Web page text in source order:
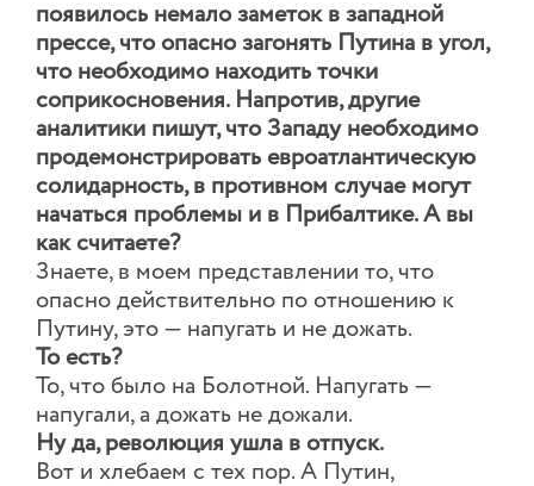
появилось немало заметок в западной
прессе, что опасно загонять Путина в угол,
что необходимо находить точки
соприкосновения. Напротив, другие
аналитики пишут, что Западу необходимо
продемонстрировать евроатлантическую
солидарность, в противном случае могут
начаться проблемы и в Прибалтике. А вы
как считаете?
Знаете, в моем представлении то, что
опасно действительно по отношению к
Путину, это — напугать и не дожать.
То есть?
То, что было на Болотной. Напугать —
напугали, а дожать не дожали.
Ну да, революция ушла в отпуск.
Вот и хлебаем с тех пор. А Путин,